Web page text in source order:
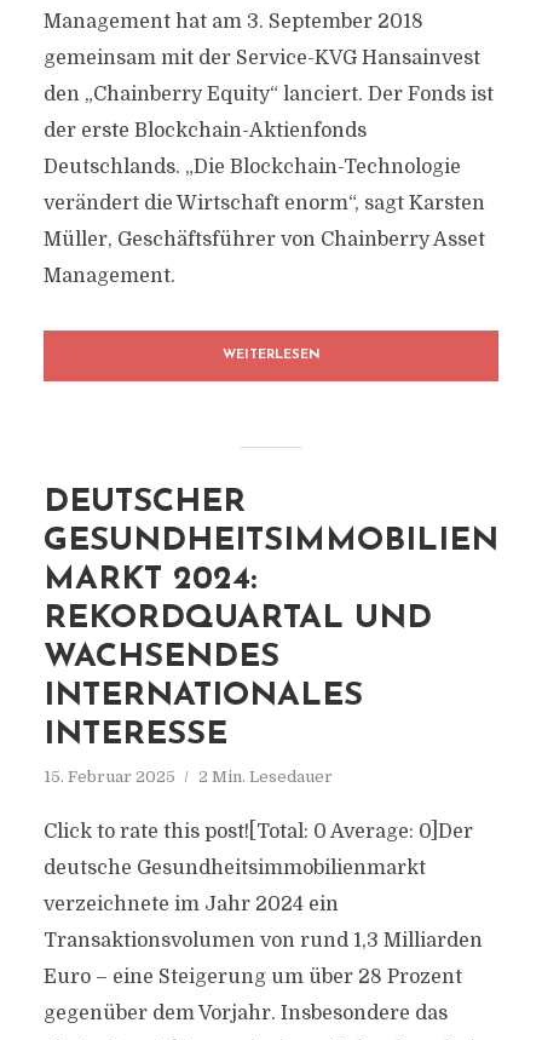
Management hat am 3. September 2018
gemeinsam mit der Service-KVG Hansainvest
den „Chainberry Equity“ lanciert. Der Fonds ist
der erste Blockchain-Aktienfonds
Deutschlands. „Die Blockchain-Technologie
verändert die Wirtschaft enorm“, sagt Karsten
Müller, Geschäftsführer von Chainberry Asset
Management.
WEITERLESEN
DEUTSCHER
GESUNDHEITSIMMOBILIEN
MARKT 2024:
REKORDQUARTAL UND
WACHSENDES
INTERNATIONALES
INTERESSE
15. Februar 2025 2 Min. Lesedauer
Click to rate this post![Total: 0 Average: 0]Der
deutsche Gesundheitsimmobilienmarkt
verzeichnete im Jahr 2024 ein
Transaktionsvolumen von rund 1,3 Milliarden
Euro – eine Steigerung um über 28 Prozent
gegenüber dem Vorjahr. Insbesondere das